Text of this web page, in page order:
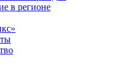
в регионе